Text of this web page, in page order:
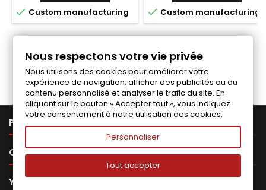
 Custom manufacturing  Custom manufacturing
Follow us on Facebook
PRODUCTS
OUR COMPANY 
YOUR ACCOUNT 
Nous respectons votre vie privée
Nous utilisons des cookies pour améliorer votre
expérience de navigation, afficher des publicités ou du
contenu personnalisé et analyser le trafic du site. En
cliquant sur le bouton « Accepter tout », vous indiquez
votre consentement à notre utilisation des cookies.
Personnaliser
Tout accepter